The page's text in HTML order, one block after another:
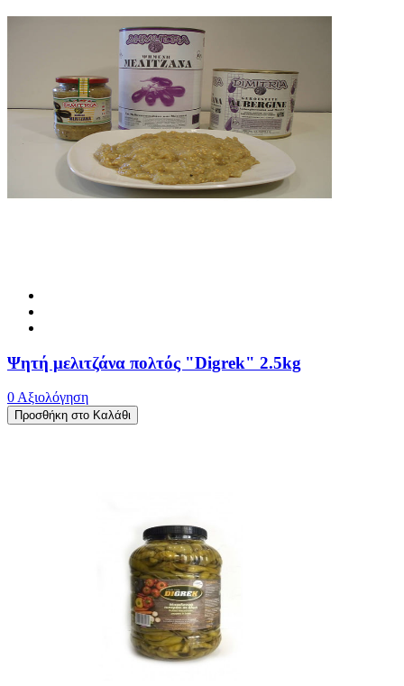
Ψητή μελιτζάνα πολτός "Digrek" 2.5kg
0 Αξιολόγηση
Προσθήκη στο Καλάθι